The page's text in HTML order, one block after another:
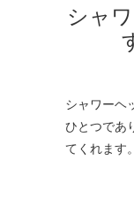
シャ
シャワーヘ
ひとつであ
てくれます。